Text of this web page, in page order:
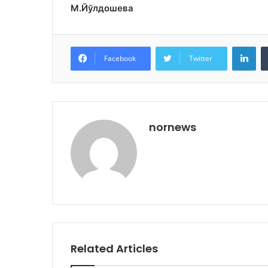
М.Йўлдошева
Facebook Twitter
nornews
Related Articles